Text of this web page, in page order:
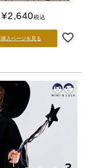
¥2,640税込
購入ページを見る